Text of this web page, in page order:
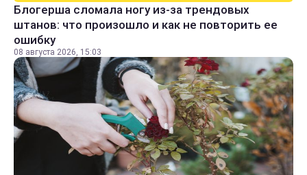
Блогерша сломала ногу из-за трендовых
штанов: что произошло и как не повторить ее
ошибку
08 августа 2026, 15:03